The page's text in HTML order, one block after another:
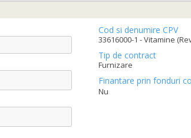
Cod si denumire CPV
33616000-1 - Vitamine
Tip de contract
Furnizare
Finantare prin fonduri
Nu